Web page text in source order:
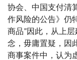
协会、中国支付清
作风险的公告》仍
商品”因此，从上
念，毋庸置疑，因
商事案件中，认为